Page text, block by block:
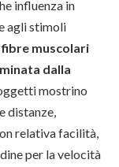
influenza in
agli stimoli
muscolari
dalla
mostrino
distanze,
relativa facilità,
per la velocità